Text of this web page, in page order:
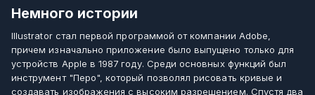
Немного истории
Illustrator стал первой программой от компании Adobe,
причем изначально приложение было выпущено только для
устройств Apple в 1987 году. Среди основных функций был
инструмент "Перо", который позволял рисовать кривые и
создавать изображения с высоким разрешением. Спустя два